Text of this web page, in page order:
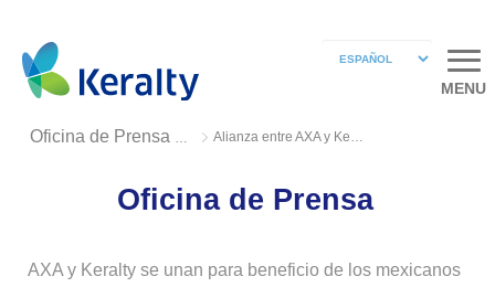
MENU
Oficina de Prensa 2019 Alianza entre AXA y Keralty
Oficina de Prensa
AXA y Keralty se unan para beneficio de los mexicanos